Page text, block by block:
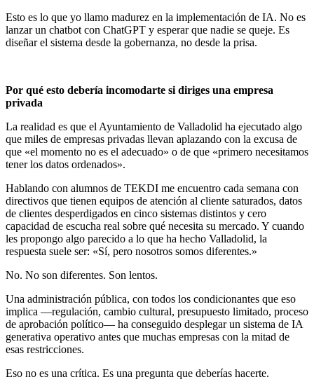
Esto es lo que yo llamo madurez en la implementación de IA. No es
lanzar un chatbot con ChatGPT y esperar que nadie se queje. Es
diseñar el sistema desde la gobernanza, no desde la prisa.
Por qué esto debería incomodarte si diriges una empresa
privada
La realidad es que el Ayuntamiento de Valladolid ha ejecutado algo
que miles de empresas privadas llevan aplazando con la excusa de
que «el momento no es el adecuado» o de que «primero necesitamos
tener los datos ordenados».
Hablando con alumnos de TEKDI me encuentro cada semana con
directivos que tienen equipos de atención al cliente saturados, datos
de clientes desperdigados en cinco sistemas distintos y cero
capacidad de escucha real sobre qué necesita su mercado. Y cuando
les propongo algo parecido a lo que ha hecho Valladolid, la
respuesta suele ser: «Sí, pero nosotros somos diferentes.»
No. No son diferentes. Son lentos.
Una administración pública, con todos los condicionantes que eso
implica —regulación, cambio cultural, presupuesto limitado, proceso
de aprobación político— ha conseguido desplegar un sistema de IA
generativa operativo antes que muchas empresas con la mitad de
esas restricciones.
Eso no es una crítica. Es una pregunta que deberías hacerte.